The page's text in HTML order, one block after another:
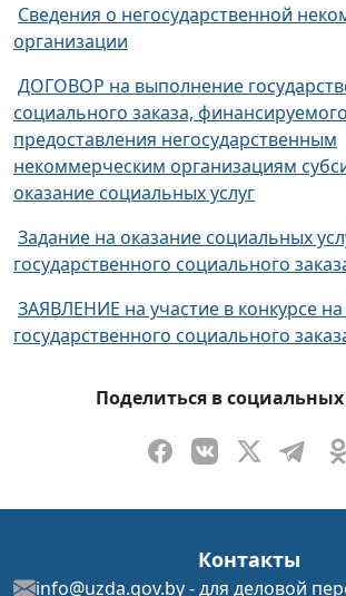
Сведения о негосударственной
организации
ДОГОВОР на выполнение
социального заказа,
предоставления негосударственным
некоммерческим организациям
оказание социальных услуг
Задание на оказание социальных
государственного социального
ЗАЯВЛЕНИЕ на участие в конкурсе
государственного социального
Поделиться в социальных
Контакты
info@uzda.gov.by- для деловой